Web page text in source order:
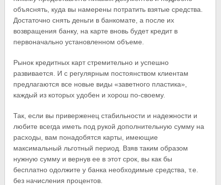
объяснять, куда вы намерены потратить взятые средства.
Достаточно снять деньги в банкомате, а после их
возвращения банку, на карте вновь будет кредит в
первоначально установленном объеме.
Рынок кредитных карт стремительно и успешно
развивается. И с регулярным постоянством клиентам
предлагаются все новые виды «заветного пластика»,
каждый из которых удобен и хорош по-своему.
Так, если вы приверженец стабильности и надежности и
любите всегда иметь под рукой дополнительную сумму на
расходы, вам понадобятся карты, имеющие
максимальный льготный период. Взяв таким образом
нужную сумму и вернув ее в этот срок, вы как бы
бесплатно одолжите у банка необходимые средства, т.е.
без начисления процентов.